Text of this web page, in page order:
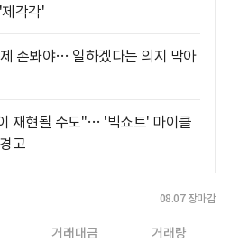
각각'
손봐야… 일하겠다는 의지 막아
재현될 수도"… '빅쇼트' 마이클
고
08.07 장마감
거래대금 거래량